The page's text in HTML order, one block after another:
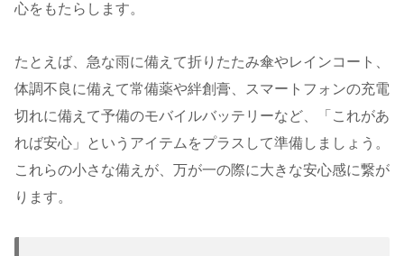
心をもたらします。
たとえば、急な雨に備えて折りたたみ傘やレインコート、
体調不良に備えて常備薬や絆創膏、スマートフォンの充電
切れに備えて予備のモバイルバッテリーなど、「これがあ
れば安心」というアイテムをプラスして準備しましょう。
これらの小さな備えが、万が一の際に大きな安心感に繋が
ります。